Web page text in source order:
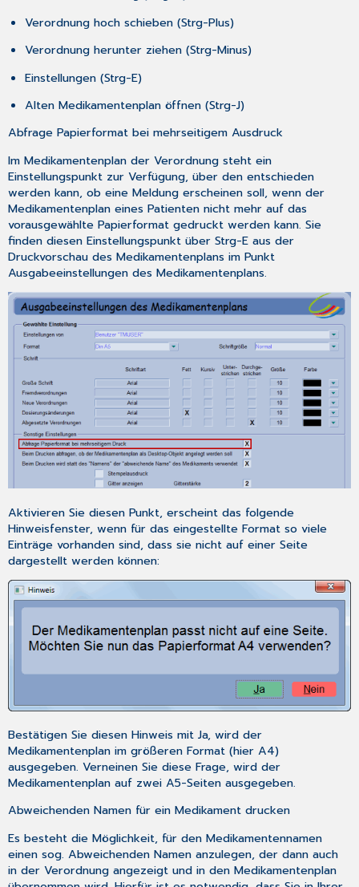
Verordnung hoch schieben (Strg-Plus)
Verordnung herunter ziehen (Strg-Minus)
Einstellungen (Strg-E)
Alten Medikamentenplan öffnen (Strg-J)
Abfrage Papierformat bei mehrseitigem Ausdruck
ImMedikamentenplan der Verordnung steht ein
Einstellungspunkt zur Verfügung, über den entschieden
werden kann, ob eine Meldung erscheinen soll, wenn der
Medikamentenplan eines Patienten nicht mehr auf das
vorausgewählte Papierformat gedruckt werden kann. Sie
finden diesen Einstellungspunkt überStrg-E aus der
Druckvorschau des Medikamentenplans im Punkt
Ausgabeeinstellungen des Medikamentenplans.
Aktivieren Sie diesen Punkt, erscheint das folgende
Hinweisfenster, wenn für das eingestellte Format so viele
Einträge vorhanden sind, dass sie nicht auf einer Seite
dargestellt werden können:
Bestätigen Sie diesen Hinweis mitJa, wird der
Medikamentenplan im größeren Format (hier A4)
ausgegeben. Verneinen Sie diese Frage, wird der
Medikamentenplan auf zwei A5-Seiten ausgegeben.
Abweichenden Namen für ein Medikament drucken
Es besteht die Möglichkeit, für den Medikamentennamen
einen sog.Abweichenden Namen anzulegen, der dann auch
in der Verordnung angezeigt und in den Medikamentenplan